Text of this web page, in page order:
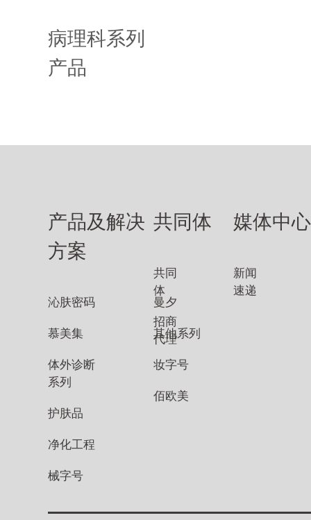
病理科系列
产品
产品及解决
方案
沁肤密码
慕美集
体外诊断
系列
护肤品
净化工程
械字号
曼夕
其他系列
妆字号
佰欧美
共同体
共同
体
招商
代理
媒体中心
新闻
速递